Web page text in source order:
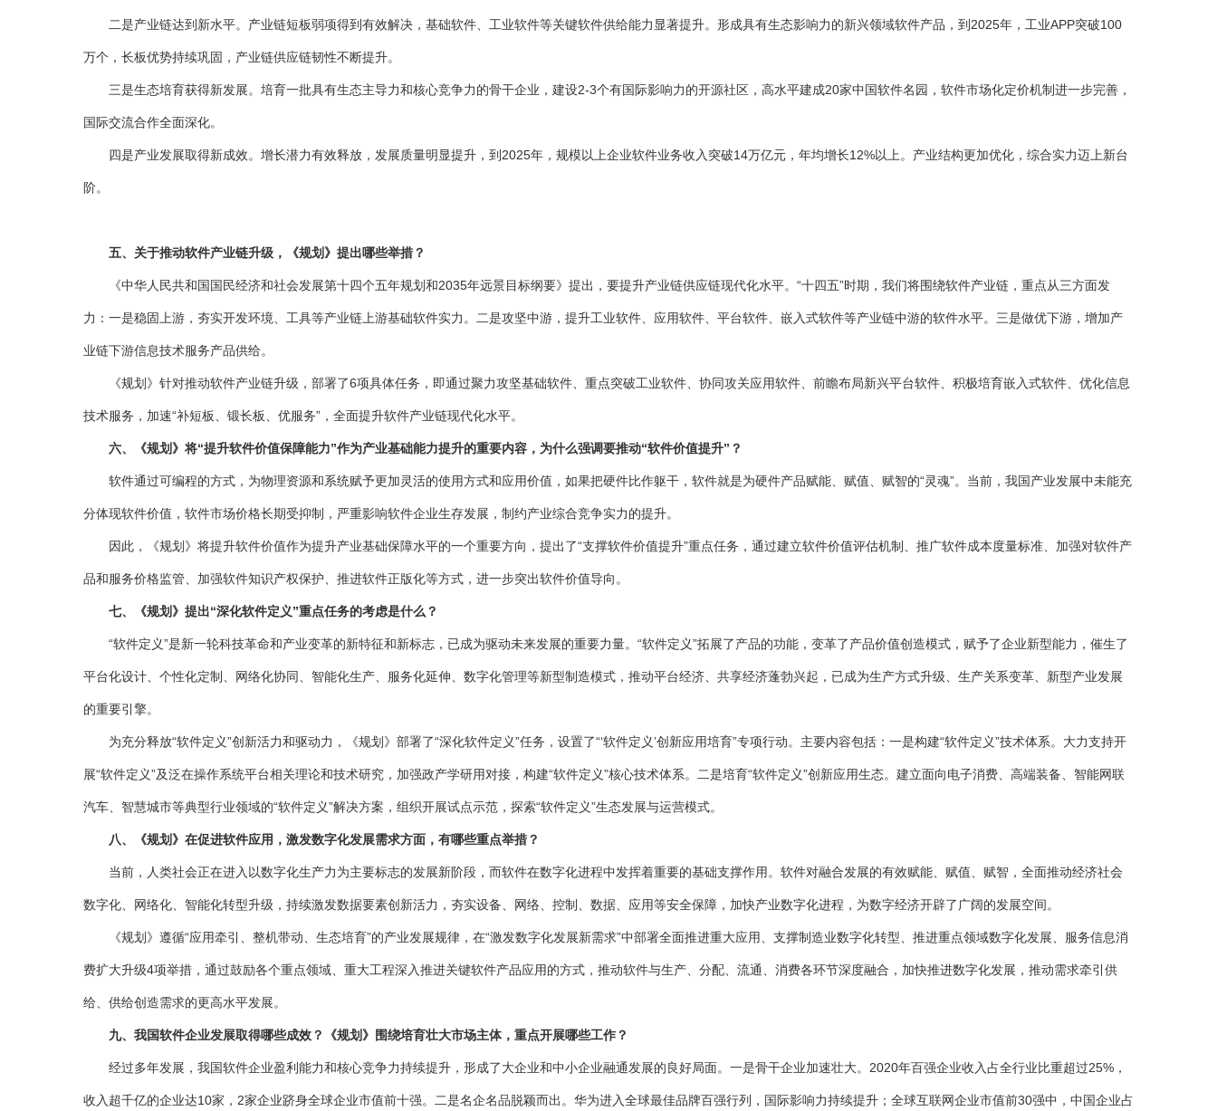
二是产业链达到新水平。产业链短板弱项得到有效解决，基础软件、工业软件等关键软件供给能力显著提升。形成具有生态影响力的新兴领域软件产品，到2025年，工业APP突破100
万个，长板优势持续巩固，产业链供应链韧性不断提升。
三是生态培育获得新发展。培育一批具有生态主导力和核心竞争力的骨干企业，建设2-3个有国际影响力的开源社区，高水平建成20家中国软件名园，软件市场化定价机制进一步完善，
国际交流合作全面深化。
四是产业发展取得新成效。增长潜力有效释放，发展质量明显提升，到2025年，规模以上企业软件业务收入突破14万亿元，年均增长12%以上。产业结构更加优化，综合实力迈上新台
阶。
五、关于推动软件产业链升级，《规划》提出哪些举措？
《中华人民共和国国民经济和社会发展第十四个五年规划和2035年远景目标纲要》提出，要提升产业链供应链现代化水平。“十四五”时期，我们将围绕软件产业链，重点从三方面发
力：一是稳固上游，夯实开发环境、工具等产业链上游基础软件实力。二是攻坚中游，提升工业软件、应用软件、平台软件、嵌入式软件等产业链中游的软件水平。三是做优下游，增加产
业链下游信息技术服务产品供给。
《规划》针对推动软件产业链升级，部署了6项具体任务，即通过聚力攻坚基础软件、重点突破工业软件、协同攻关应用软件、前瞻布局新兴平台软件、积极培育嵌入式软件、优化信息
技术服务，加速“补短板、锻长板、优服务”，全面提升软件产业链现代化水平。
六、《规划》将“提升软件价值保障能力”作为产业基础能力提升的重要内容，为什么强调要推动“软件价值提升”？
软件通过可编程的方式，为物理资源和系统赋予更加灵活的使用方式和应用价值，如果把硬件比作躯干，软件就是为硬件产品赋能、赋值、赋智的“灵魂”。当前，我国产业发展中未能充
分体现软件价值，软件市场价格长期受抑制，严重影响软件企业生存发展，制约产业综合竞争实力的提升。
因此，《规划》将提升软件价值作为提升产业基础保障水平的一个重要方向，提出了“支撑软件价值提升”重点任务，通过建立软件价值评估机制、推广软件成本度量标准、加强对软件产
品和服务价格监管、加强软件知识产权保护、推进软件正版化等方式，进一步突出软件价值导向。
七、《规划》提出“深化软件定义”重点任务的考虑是什么？
“软件定义”是新一轮科技革命和产业变革的新特征和新标志，已成为驱动未来发展的重要力量。“软件定义”拓展了产品的功能，变革了产品价值创造模式，赋予了企业新型能力，催生了
平台化设计、个性化定制、网络化协同、智能化生产、服务化延伸、数字化管理等新型制造模式，推动平台经济、共享经济蓬勃兴起，已成为生产方式升级、生产关系变革、新型产业发展
的重要引擎。
为充分释放“软件定义”创新活力和驱动力，《规划》部署了“深化软件定义”任务，设置了“‘软件定义’创新应用培育”专项行动。主要内容包括：一是构建“软件定义”技术体系。大力支持开
展“软件定义”及泛在操作系统平台相关理论和技术研究，加强政产学研用对接，构建“软件定义”核心技术体系。二是培育“软件定义”创新应用生态。建立面向电子消费、高端装备、智能网联
汽车、智慧城市等典型行业领域的“软件定义”解决方案，组织开展试点示范，探索“软件定义”生态发展与运营模式。
八、《规划》在促进软件应用，激发数字化发展需求方面，有哪些重点举措？
当前，人类社会正在进入以数字化生产力为主要标志的发展新阶段，而软件在数字化进程中发挥着重要的基础支撑作用。软件对融合发展的有效赋能、赋值、赋智，全面推动经济社会
数字化、网络化、智能化转型升级，持续激发数据要素创新活力，夯实设备、网络、控制、数据、应用等安全保障，加快产业数字化进程，为数字经济开辟了广阔的发展空间。
《规划》遵循“应用牵引、整机带动、生态培育”的产业发展规律，在“激发数字化发展新需求”中部署全面推进重大应用、支撑制造业数字化转型、推进重点领域数字化发展、服务信息消
费扩大升级4项举措，通过鼓励各个重点领域、重大工程深入推进关键软件产品应用的方式，推动软件与生产、分配、流通、消费各环节深度融合，加快推进数字化发展，推动需求牵引供
给、供给创造需求的更高水平发展。
九、我国软件企业发展取得哪些成效？《规划》围绕培育壮大市场主体，重点开展哪些工作？
经过多年发展，我国软件企业盈利能力和核心竞争力持续提升，形成了大企业和中小企业融通发展的良好局面。一是骨干企业加速壮大。2020年百强企业收入占全行业比重超过25%，
收入超千亿的企业达10家，2家企业跻身全球企业市值前十强。二是名企名品脱颖而出。华为进入全球最佳品牌百强行列，国际影响力持续提升；全球互联网企业市值前30强中，中国企业占